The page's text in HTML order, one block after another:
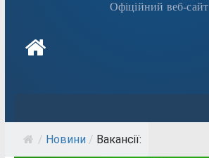
Офіційний веб-сайт
/ Новини / Вакансії: